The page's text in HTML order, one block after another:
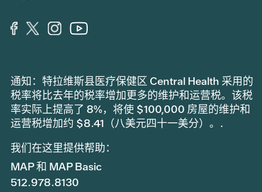
通知：特拉维斯县医疗保健区 Central Health 采用的
税率将比去年的税率增加更多的维护和运营税。该税
率实际上提高了 8%，将使 $100,000 房屋的维护和
运营税增加约 $8.41（八美元四十一美分）。.
我们在这里提供帮助：
MAP 和 MAP Basic
512.978.8130